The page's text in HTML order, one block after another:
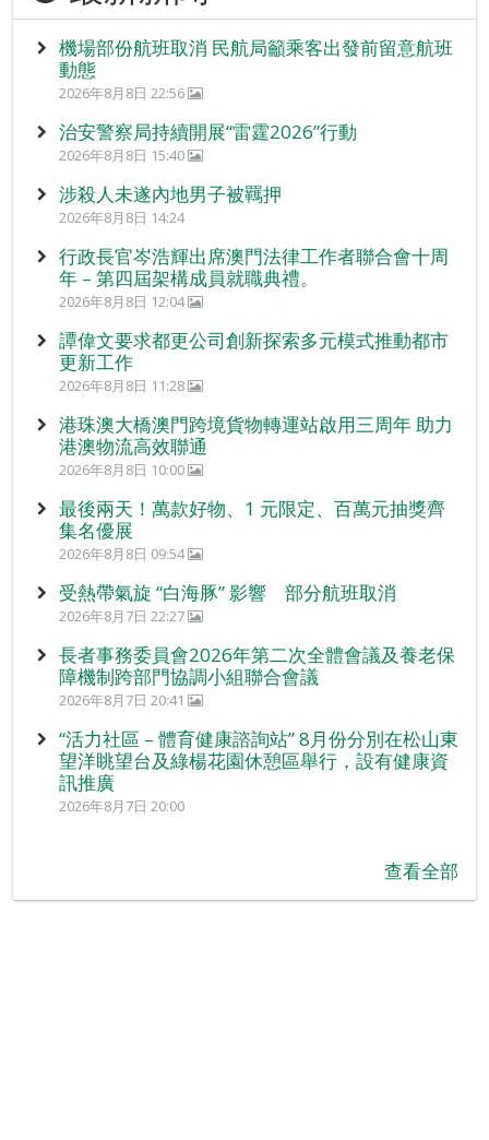
機場部份航班取消 民航局籲乘客出發前留意航班
動態
2026年8月8日 22:56
治安警察局持續開展“雷霆2026”行動
2026年8月8日 15:40
涉殺人未遂內地男子被羈押
2026年8月8日 14:24
行政長官岑浩輝出席澳門法律工作者聯合會十周
年 – 第四屆架構成員就職典禮。
2026年8月8日 12:04
譚偉文要求都更公司創新探索多元模式推動都市
更新工作
2026年8月8日 11:28
港珠澳大橋澳門跨境貨物轉運站啟用三周年 助力
港澳物流高效聯通
2026年8月8日 10:00
最後兩天！萬款好物、1 元限定、百萬元抽獎齊
集名優展
2026年8月8日 09:54
受熱帶氣旋 “白海豚” 影響 部分航班取消
2026年8月7日 22:27
長者事務委員會2026年第二次全體會議及養老保
障機制跨部門協調小組聯合會議
2026年8月7日 20:41
“活力社區 – 體育健康諮詢站” 8月份分別在松山東
望洋眺望台及綠楊花園休憩區舉行，設有健康資
訊推廣
2026年8月7日 20:00
查看全部